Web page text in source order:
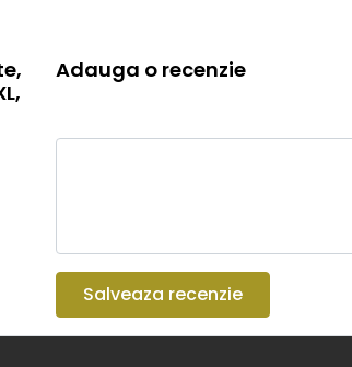
Adauga o recenzie
Salveaza recenzie